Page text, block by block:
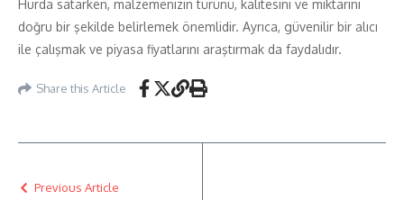
Hurda satarken, malzemenizin türünü, kalitesini ve miktarını
doğru bir şekilde belirlemek önemlidir. Ayrıca, güvenilir bir alıcı
ile çalışmak ve piyasa fiyatlarını araştırmak da faydalıdır.
Share this Article
Previous Article